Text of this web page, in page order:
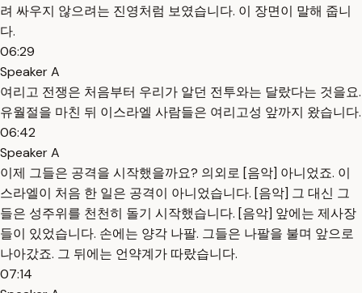
려 싸우지 않으려는 진영처럼 보였습니다. 이 장면이 말해 줍니
다.
06:29
Speaker A
여리고 전쟁은 처음부터 우리가 알던 전투와는 달랐다는 것을요.
유월절을 마친 뒤 이스라엘 사람들은 여리고성 앞까지 왔습니다.
06:42
Speaker A
이제 그들은 공격을 시작했을까요? 의외로 [음악] 아니었죠. 이
스라엘이 처음 한 일은 공격이 아니었습니다. [음악] 그 대신 그
들은 성주위를 천천히 돌기 시작했습니다. [음악] 앞에는 제사장
들이 있었습니다. 손에는 양각 나팔. 그들은 나팔을 불며 앞으로
나아갔죠. 그 뒤에는 언약계가 따랐습니다.
07:14